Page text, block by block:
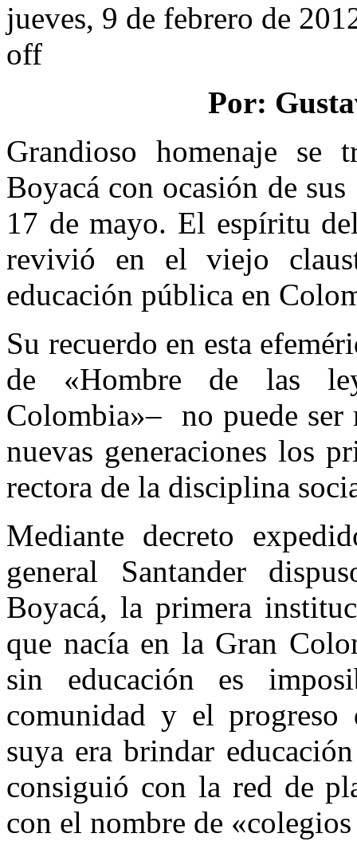
jueves, 9 de febrero de
off
Por:
Grandioso homenaje
Boyacá con ocasión de
17 de mayo. El espíritu
revivió en el viejo
educación pública en
Su recuerdo en esta
de «Hombre de las
Colombia»– no puede ser
nuevas generaciones los
rectora de la disciplina
Mediante decreto
general Santander
Boyacá, la primera
que nacía en la Gran
sin educación es
comunidad y el
suya era brindar
consiguió con la red de
con el nombre de